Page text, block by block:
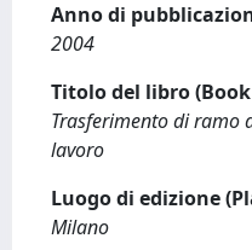
Anno di
2004
Titolo del libro
Trasferimento di ramo
lavoro
Luogo di edizione
Milano